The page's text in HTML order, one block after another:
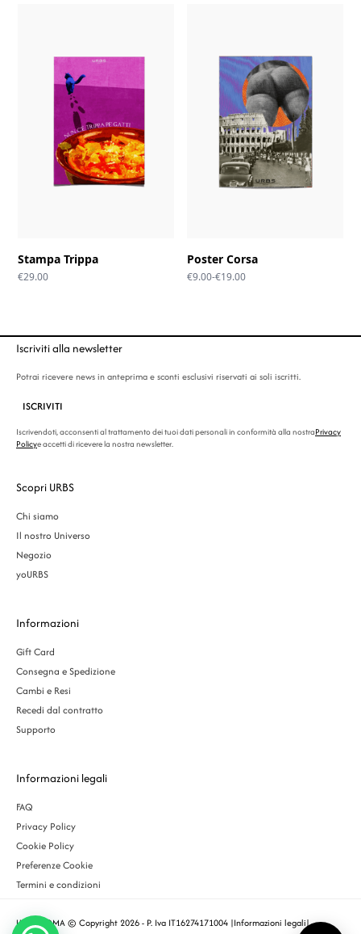
€39.00
Stampa Trippa
€29.00
Poster Corsa
€9.00-€19.00Fascia
a
Iscriviti alla newsletter
Potrai ricevere news in anteprima e sconti esclusivi riservati ai soli iscritti.
ISCRIVITI
Iscrivendoti, acconsenti al trattamento dei tuoi dati personali in conformità alla nostraPrivacy
Policye accetti di ricevere la nostra newsletter.
Scopri URBS
Chi siamo
Il nostro Universo
Negozio
yoURBS
Informazioni
Gift Card
Consegna e Spedizione
Cambi e Resi
Recedi dal contratto
Supporto
Informazioni legali
FAQ
Privacy Policy
Cookie Policy
Preferenze Cookie
Termini e condizioni
URBS ROMA © Copyright 2026 - P. Iva IT16274171004 |Informazioni legali|